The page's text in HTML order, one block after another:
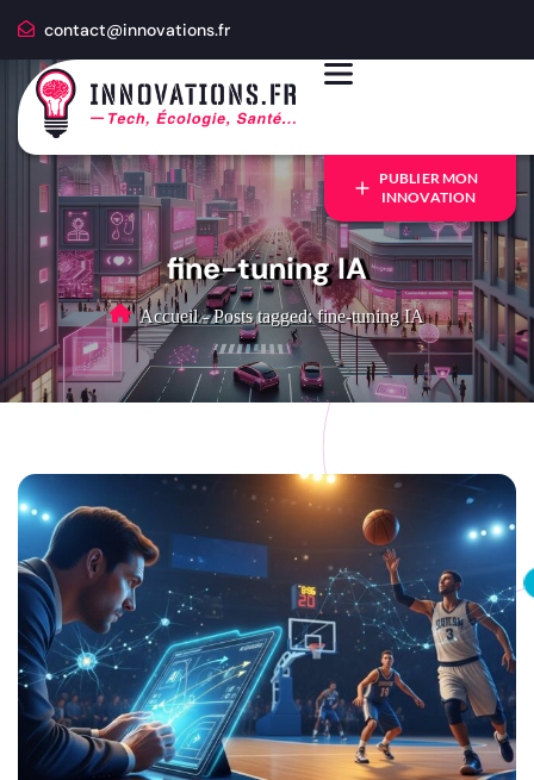
contact@innovations.fr
PUBLIER MON
INNOVATION
fine-tuning IA
Accueil - Posts tagged: fine-tuning IA